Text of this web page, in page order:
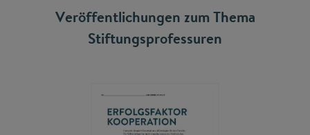
Veröffentlichungen zum Thema
Stiftungsprofessuren